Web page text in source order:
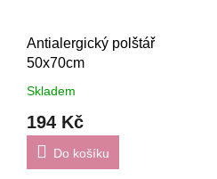
Antialergický polštář
50x70cm
Skladem
194 Kč
Do košíku